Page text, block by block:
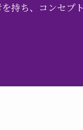
持ち、コンセプ